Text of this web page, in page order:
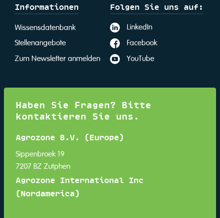
Informationen
Wissensdatenbank
Stellenangebote
Zum Newsletter anmelden
Folgen Sie uns auf:
LinkedIn
Facebook
YouTube
Haben Sie Fragen? Bitte
kontaktieren Sie uns.
Agrozone B.V. (Europe)
Sippenbroek 19
7207 BZ Zutphen
Agrozone International Inc
(Nordamerica)